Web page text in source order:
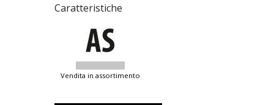
Caratteristiche
vendita in assortimento